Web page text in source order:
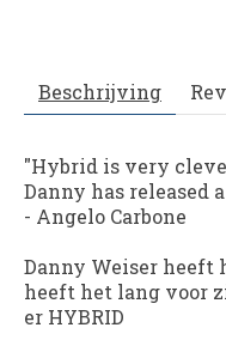
Beschrijving
"Hybrid is very
Danny has released
- Angelo Carbone
Danny Weiser heeft
heeft het lang voor
er HYBRID